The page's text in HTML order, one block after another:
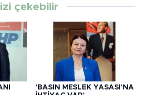
çekebilir
'BASIN MESLEK YASASI'NA